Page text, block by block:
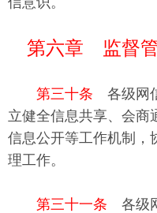
第六章 监督
第三十条 各级网
立健全信息共享、会商
信息公开等工作机制，
理工作。
第三十一条 各级